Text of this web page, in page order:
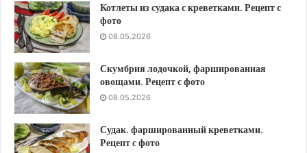
Котлеты из судака с креветками. Рецепт с
фото
08.05.2026
Скумбрия лодочкой, фаршированная
овощами. Рецепт с фото
08.05.2026
Судак. фаршированный креветками.
Рецепт с фото